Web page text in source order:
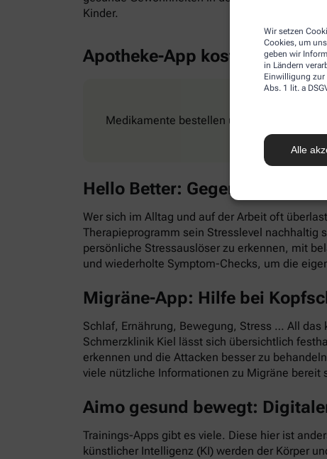
Wir setzen
Cookies, um
geben wir
in Ländern
Einwilligung zur
Abs. 1 lit. a
Alle
Kinder.
Apotheke-App kostenlos
Medikamente bestellen und Rezepte ganz
Hello Better: Gegen Stress &
Wer sich im Alltag und auf der Arbeit oft
Therapieprogramm sein Stresslevel nachhaltig
persönliche Stressauslöser zu erkennen, mit
und wiederholte Symptom-Checks, um die
Migräne-App: Hilfe bei
Schlaf, Ernährung, Bewegung, Stress … All
Schmerzklinik Kiel lässt sich übersichtlich
erkennen und die Attacken besser zu
viele nützliche Informationen zu Migräne bereit
Aimo gesund bewegt:
Trainings-Apps gibt es viele. Diese hier ist
künstlicher Intelligenz (KI) werden der Körper